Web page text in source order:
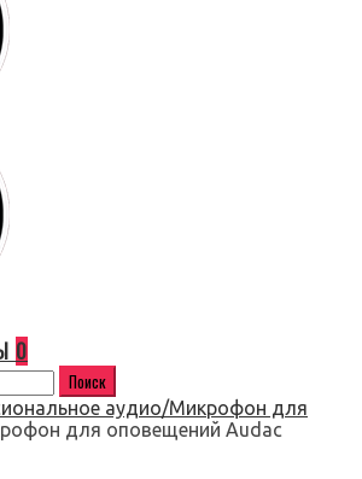
0
аудио/Микрофон для
для оповещений Audac